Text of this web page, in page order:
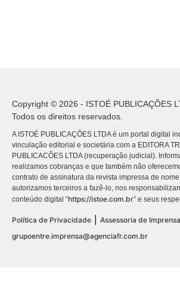
Copyright © 2026 - ISTOÉ PUBLICAÇÕES
Todos os direitos reservados.
A ISTOÉ PUBLICAÇÕES LTDA é um portal digital
vinculação editorial e societária com a EDITORA
PUBLICACÕES LTDA (recuperação judicial).
realizamos cobranças e que também não
contrato de assinatura da revista impressa de
autorizamos terceiros a fazê-lo, nos
conteúdo digital “https://istoe.com.br” e seus
Política de Privacidade
Assessoria de
grupoentre.imprensa@agenciafr.com.br